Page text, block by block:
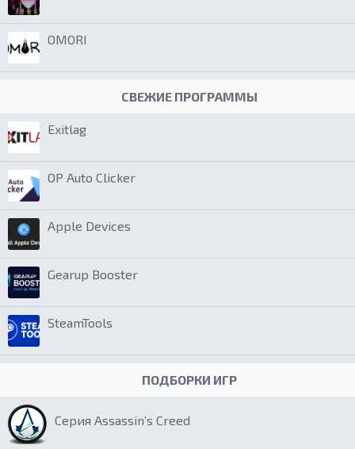
OMORI
СВЕЖИЕ ПРОГРАММЫ
Exitlag
OP Auto Clicker
Apple Devices
Gearup Booster
SteamTools
ПОДБОРКИ ИГР
Серия Assassin’s Creed